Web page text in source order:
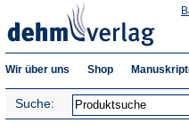
Wir über uns Shop
Suche: